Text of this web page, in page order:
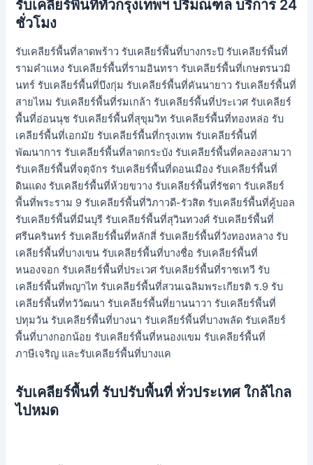
รับเคลียร์พื้นที่ทั่วกรุงเทพฯ ปริมณฑล บริการ 24
ชั่วโมง
รับเคลียร์พื้นที่ลาดพร้าว รับเคลียร์พื้นที่บางกระปิ รับเคลียร์พื้นที่
รามคำแหง รับเคลียร์พื้นที่รามอินทรา รับเคลียร์พื้นที่เกษตรนวมิ
นทร์ รับเคลียร์พื้นที่บึงกุ่ม รับเคลียร์พื้นที่คันนายาว รับเคลียร์พื้นที่
สายไหม รับเคลียร์พื้นที่ร่มเกล้า รับเคลียร์พื้นที่ประเวศ รับเคลียร์
พื้นที่อ่อนนุช รับเคลียร์พื้นที่สุขุมวิท รับเคลียร์พื้นที่ทองหล่อ รับ
เคลียร์พื้นที่เอกมัย รับเคลียร์พื้นที่กรุงเทพ รับเคลียร์พื้นที่
พัฒนาการ รับเคลียร์พื้นที่ลาดกระบัง รับเคลียร์พื้นที่คลองสามวา
รับเคลียร์พื้นที่จตุจักร รับเคลียร์พื้นที่ดอนเมือง รับเคลียร์พื้นที่
ดินแดง รับเคลียร์พื้นที่ห้วยขวาง รับเคลียร์พื้นที่รัชดา รับเคลียร์
พื้นที่พระราม 9 รับเคลียร์พื้นที่วิภาวดี-รัวสิต รับเคลียร์พื้นที่คู้บอล
รับเคลียร์พื้นที่มีนบุรี รับเคลียร์พื้นที่สุวินทวงศ์ รับเคลียร์พื้นที่
ศรีนครินทร์ รับเคลียร์พื้นที่หลักสี่ รับเคลียร์พื้นที่วังทองหลาง รับ
เคลียร์พื้นที่บางเขน รับเคลียร์พื้นที่บางชื่อ รับเคลียร์พื้นที่
หนองจอก รับเคลียร์พื้นที่ประเวศ รับเคลียร์พื้นที่ราชเทวี รับ
เคลียร์พื้นที่พญาไท รับเคลียร์พื้นที่สวนเฉลิมพระเกียรติ ร.9 รับ
เคลียร์พื้นที่ทวัวัฒนา รับเคลียร์พื้นที่ยานนาวา รับเคลียร์พื้นที่
ปทุมวัน รับเคลียร์พื้นที่บางนา รับเคลียร์พื้นที่บางพลัด รับเคลียร์
พื้นที่บางกอกน้อย รับเคลียร์พื้นที่หนองแขม รับเคลียร์พื้นที่
ภาษีเจริญ และรับเคลียร์พื้นที่บางแค
รับเคลียร์พื้นที่ รับปรับพื้นที่ ทั่วประเทศ ใกล้ไกล
ไปหมด